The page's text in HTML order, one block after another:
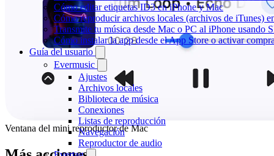
Cómo editar etiquetas ID3 en iPhone y Mac
Cómo reproducir archivos locales (archivos de iTunes)
Transmite tu música desde Mac o PC al iPhone usando
Cómo instalar la app desde el App Store o activar
Guía del usuario
Evermusic
Ajustes
Archivos locales
Biblioteca de música
Conexiones
Listas de reproducción
Navegación
Reproductor de audio
Ventana del mini reproductor de Mac